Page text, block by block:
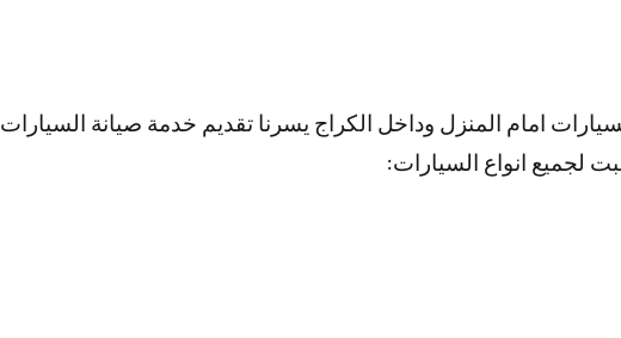
امام المنزل وداخل الكراج يسرنا تقديم خدمة صيانة السيارات
لجميع انواع السيارات: